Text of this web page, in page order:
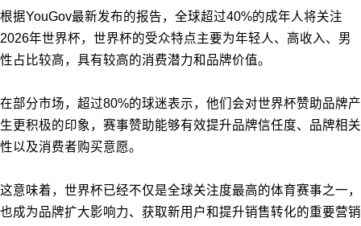
根据YouGov最新发布的报告，全球超过40%的成年人将关注
2026年世界杯，世界杯的受众特点主要为年轻人、高收入、男
性占比较高，具有较高的消费潜力和品牌价值。
在部分市场，超过80%的球迷表示，他们会对世界杯赞助品牌产
生更积极的印象，赛事赞助能够有效提升品牌信任度、品牌相关
性以及消费者购买意愿。
这意味着，世界杯已经不仅是全球关注度最高的体育赛事之一，
也成为品牌扩大影响力、获取新用户和提升销售转化的重要营销